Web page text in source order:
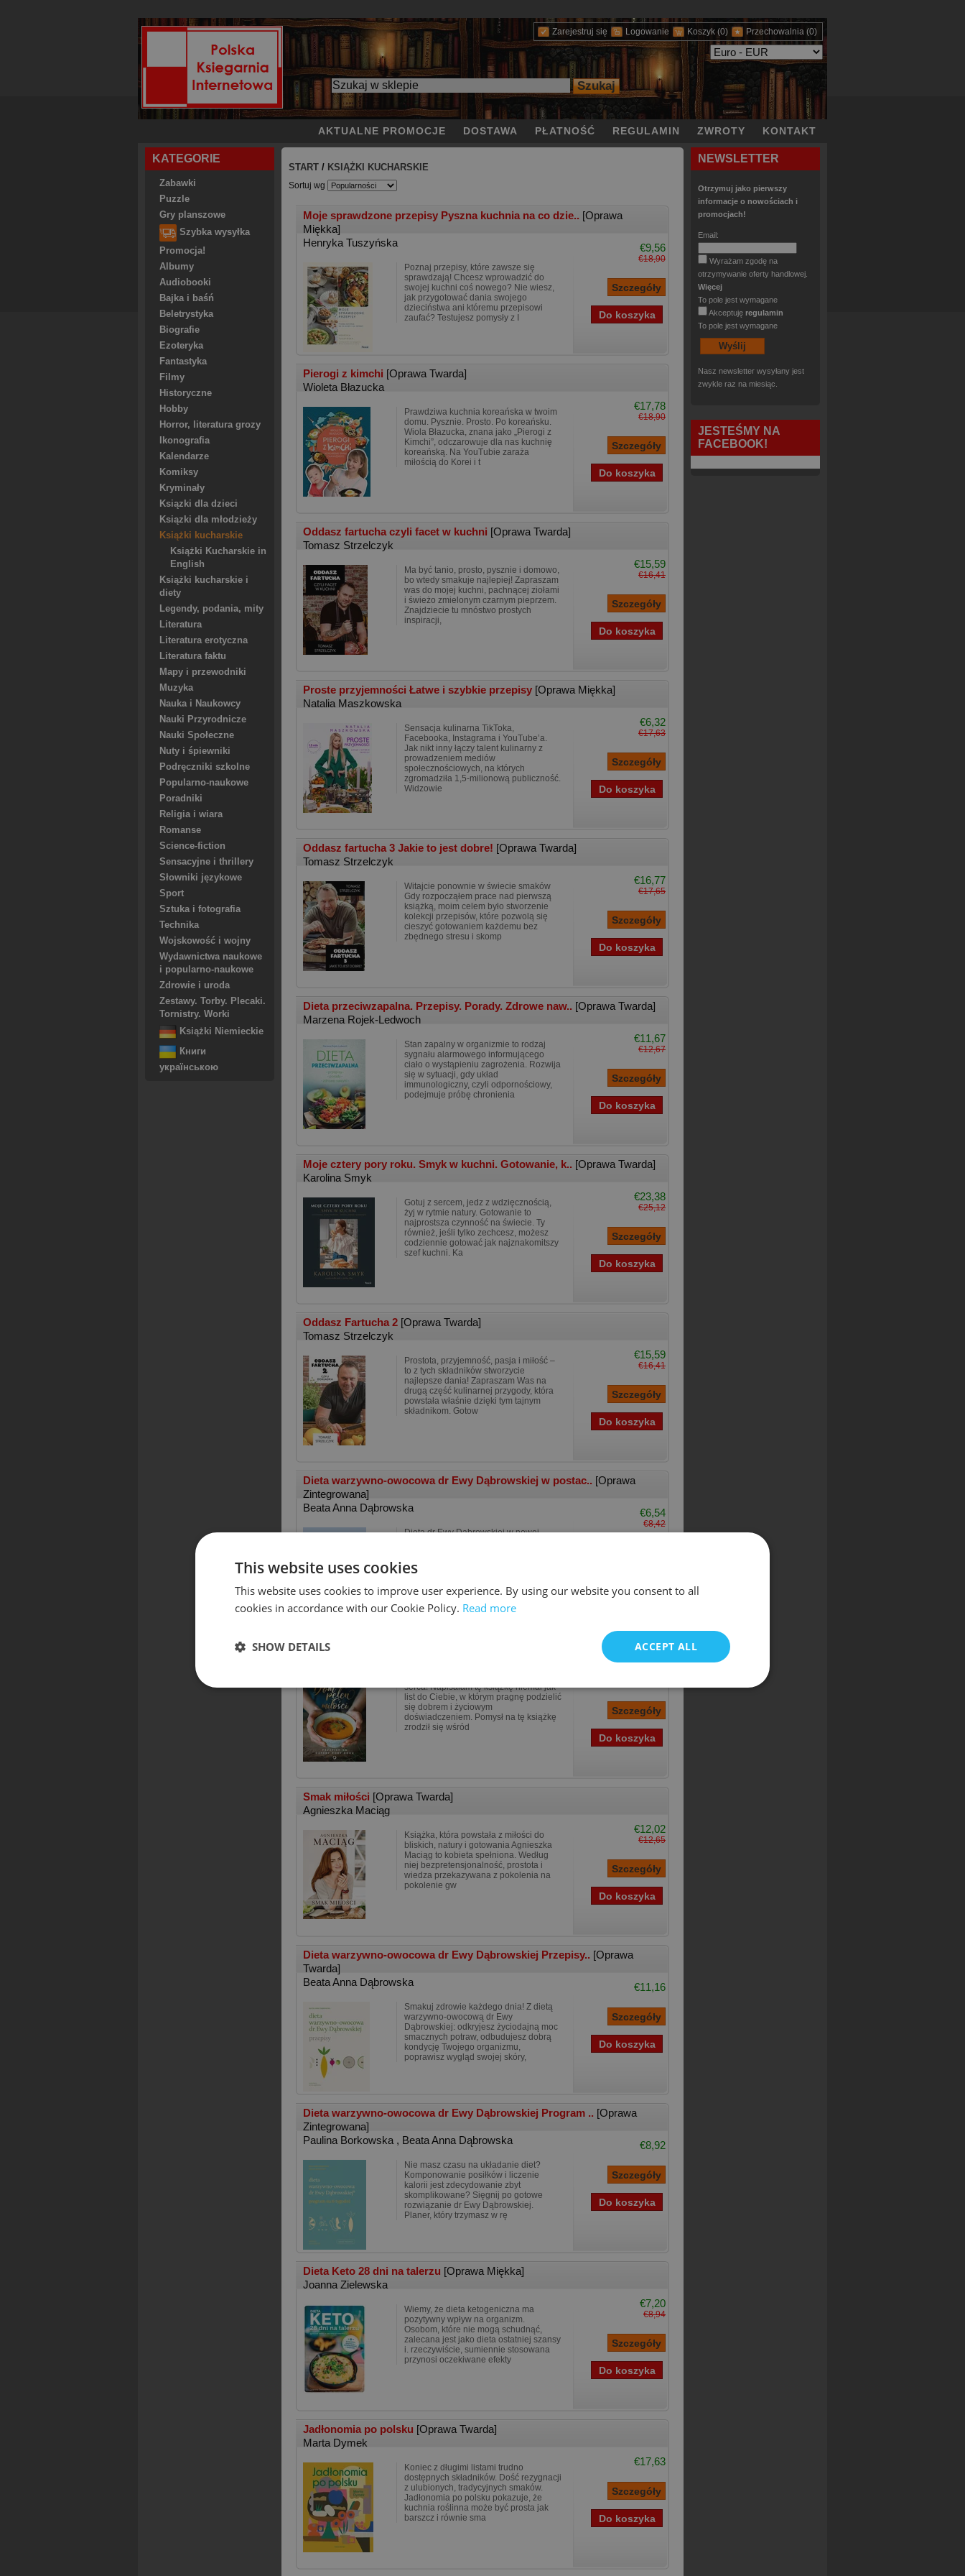
Zarejestruj się Logowanie Koszyk (0) Przechowalnia (0)
AKTUALNE PROMOCJE DOSTAWA PŁATNOŚĆ REGULAMIN ZWROTY KONTAKT
KATEGORIE
Zabawki
Puzzle
Gry planszowe
Szybka wysyłka
Promocja!
Albumy
Audiobooki
Bajka i baśń
Beletrystyka
Biografie
Ezoteryka
Fantastyka
Filmy
Historyczne
Hobby
Horror, literatura grozy
Ikonografia
Kalendarze
Komiksy
Kryminały
Ksiązki dla dzieci
Ksiązki dla młodzieży
Książki kucharskie
Książki Kucharskie in
English
Książki kucharskie i
diety
Legendy, podania, mity
Literatura
Literatura erotyczna
Literatura faktu
Mapy i przewodniki
Muzyka
Nauka i Naukowcy
Nauki Przyrodnicze
Nauki Społeczne
Nuty i śpiewniki
Podręczniki szkolne
Popularno-naukowe
Poradniki
Religia i wiara
Romanse
Science-fiction
Sensacyjne i thrillery
Słowniki językowe
Sport
Sztuka i fotografia
Technika
Wojskowość i wojny
Wydawnictwa naukowe
i popularno-naukowe
Zdrowie i uroda
Zestawy. Torby. Plecaki.
Tornistry. Worki
Książki Niemieckie
Книги
українською
START / KSIĄŻKI KUCHARSKIE
Sortuj wg
Moje sprawdzone przepisy Pyszna kuchnia na co dzie.. [Oprawa
Miękka]
Henryka Tuszyńska
Poznaj przepisy, które zawsze się
sprawdzają! Chcesz wprowadzić do
swojej kuchni coś nowego? Nie wiesz,
jak przygotować dania swojego
dzieciństwa ani któremu przepisowi
zaufać? Testujesz pomysły z I
€9,56
€18,90
Pierogi z kimchi [Oprawa Twarda]
Wioleta Błazucka
Prawdziwa kuchnia koreańska w twoim
domu. Pysznie. Prosto. Po koreańsku.
Wiola Błazucka, znana jako „Pierogi z
Kimchi”, odczarowuje dla nas kuchnię
koreańską. Na YouTubie zaraża
miłością do Korei i t
€17,78
€18,90
Oddasz fartucha czyli facet w kuchni [Oprawa Twarda]
Tomasz Strzelczyk
Ma być tanio, prosto, pysznie i domowo,
bo wtedy smakuje najlepiej! Zapraszam
was do mojej kuchni, pachnącej ziołami
i świeżo zmielonym czarnym pieprzem.
Znajdziecie tu mnóstwo prostych
inspiracji,
€15,59
€16,41
Proste przyjemności Łatwe i szybkie przepisy [Oprawa Miękka]
Natalia Maszkowska
Sensacja kulinarna TikToka,
Facebooka, Instagrama i YouTube’a.
Jak nikt inny łączy talent kulinarny z
prowadzeniem mediów
społecznościowych, na których
zgromadziła 1,5-milionową publiczność.
Widzowie
€6,32
€17,63
Oddasz fartucha 3 Jakie to jest dobre! [Oprawa Twarda]
Tomasz Strzelczyk
Witajcie ponownie w świecie smaków
Gdy rozpocząłem prace nad pierwszą
książką, moim celem było stworzenie
kolekcji przepisów, które pozwolą się
cieszyć gotowaniem każdemu bez
zbędnego stresu i skomp
€16,77
€17,65
Dieta przeciwzapalna. Przepisy. Porady. Zdrowe naw.. [Oprawa Twarda]
Marzena Rojek-Ledwoch
Stan zapalny w organizmie to rodzaj
sygnału alarmowego informującego
ciało o wystąpieniu zagrożenia. Rozwija
się w sytuacji, gdy układ
immunologiczny, czyli odpornościowy,
podejmuje próbę chronienia
€11,67
€12,67
Moje cztery pory roku. Smyk w kuchni. Gotowanie, k.. [Oprawa Twarda]
Karolina Smyk
Gotuj z sercem, jedz z wdzięcznością,
żyj w rytmie natury. Gotowanie to
najprostsza czynność na świecie. Ty
również, jeśli tylko zechcesz, możesz
codziennie gotować jak najznakomitszy
szef kuchni. Ka
€23,38
€25,12
Oddasz Fartucha 2 [Oprawa Twarda]
Tomasz Strzelczyk
Prostota, przyjemność, pasja i miłość –
to z tych składników stworzycie
najlepsze dania! Zapraszam Was na
drugą część kulinarnej przygody, która
powstała właśnie dzięki tym tajnym
składnikom. Gotow
€15,59
€16,41
Dieta warzywno-owocowa dr Ewy Dąbrowskiej w postac.. [Oprawa
Zintegrowana]
Beata Anna Dąbrowska
Dieta dr Ewy Dąbrowskiej w nowej
twojego menu? Niezastąpiona dieta dr
Ewy Dąbrowskiej powraca w postaci
€6,54
€8,42
[Oprawa Twarda]
Agnieszka Maciąg
serca! Napisałam tę książkę niemal jak
list do Ciebie, w którym pragnę podzielić
się dobrem i życiowym
doświadczeniem. Pomysł na tę książkę
zrodził się wśród
Smak miłości [Oprawa Twarda]
Agnieszka Maciąg
Książka, która powstała z miłości do
bliskich, natury i gotowania Agnieszka
Maciąg to kobieta spełniona. Według
niej bezpretensjonalność, prostota i
wiedza przekazywana z pokolenia na
pokolenie gw
€12,02
€12,65
Dieta warzywno-owocowa dr Ewy Dąbrowskiej Przepisy.. [Oprawa
Twarda]
Beata Anna Dąbrowska
Smakuj zdrowie każdego dnia! Z dietą
warzywno-owocową dr Ewy
Dąbrowskiej: odkryjesz życiodajną moc
smacznych potraw, odbudujesz dobrą
kondycję Twojego organizmu,
poprawisz wygląd swojej skóry,
€11,16
Dieta warzywno-owocowa dr Ewy Dąbrowskiej Program .. [Oprawa
Zintegrowana]
Paulina Borkowska , Beata Anna Dąbrowska
Nie masz czasu na układanie diet?
Komponowanie posiłków i liczenie
kalorii jest zdecydowanie zbyt
skomplikowane? Sięgnij po gotowe
rozwiązanie dr Ewy Dąbrowskiej.
Planer, który trzymasz w rę
€8,92
Dieta Keto 28 dni na talerzu [Oprawa Miękka]
Joanna Zielewska
Wiemy, że dieta ketogeniczna ma
pozytywny wpływ na organizm.
Osobom, które nie mogą schudnąć,
zalecana jest jako dieta ostatniej szansy
i. rzeczywiście, sumiennie stosowana
przynosi oczekiwane efekty
€7,20
€8,94
Jadłonomia po polsku [Oprawa Twarda]
Marta Dymek
Koniec z długimi listami trudno
dostępnych składników. Dość rezygnacji
z ulubionych, tradycyjnych smaków.
Jadłonomia po polsku pokazuje, że
kuchnia roślinna może być prosta jak
barszcz i równie sma
€17,63
NEWSLETTER
Otrzymuj jako pierwszy
informacje o nowościach i
promocjach!
Email:
Wyrażam zgodę na
otrzymywanie oferty handlowej.
Więcej
To pole jest wymagane
Akceptuję regulamin
To pole jest wymagane
Nasz newsletter wysyłany jest
zwykle raz na miesiąc.
JESTEŚMY NA
FACEBOOK!
This website uses cookies
This website uses cookies to improve user experience. By using our website you consent to all
cookies in accordance with our Cookie Policy. Read more
ACCEPT ALL
SHOW DETAILS